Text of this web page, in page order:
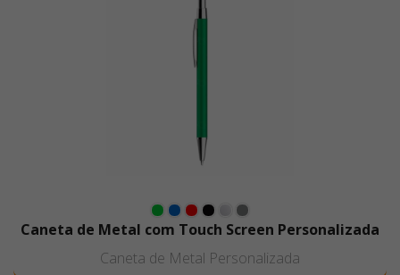
Caneta de Metal com Touch Screen Personalizada
Caneta de Metal Personalizada